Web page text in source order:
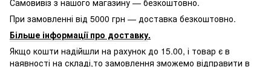
При замовленні від 5000 грн — доставка безкоштовно.
Більше інформації про доставку.
Якщо кошти надійшли на рахунок до 15.00, і товар є в
наявності на складі,то замовлення зможемо відправити в